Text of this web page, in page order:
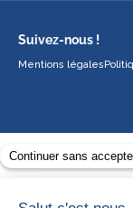
Suivez-nous !
Mentions légales